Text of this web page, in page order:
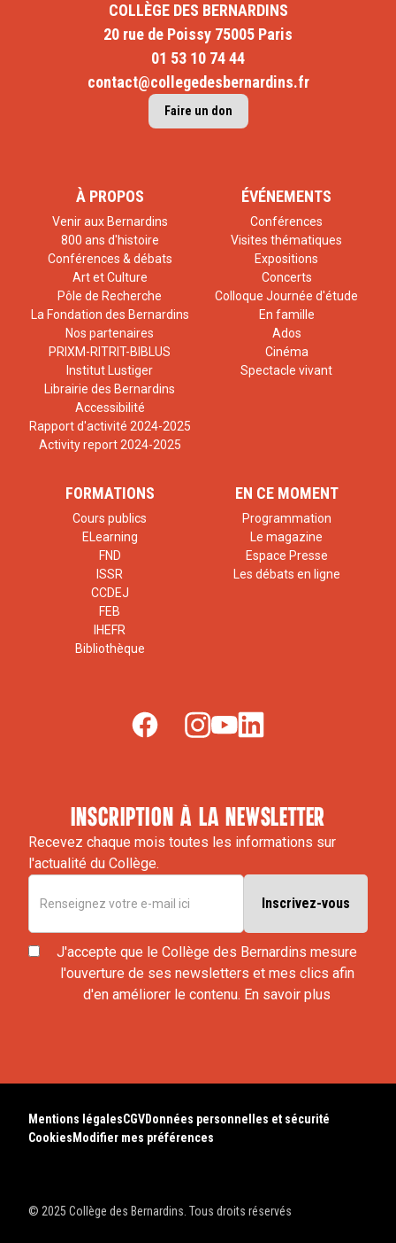
COLLÈGE DES BERNARDINS
20 rue de Poissy 75005 Paris
01 53 10 74 44
contact@collegedesbernardins.fr
Faire un don
À PROPOS
Venir aux Bernardins
800 ans d'histoire
Conférences & débats
Art et Culture
Pôle de Recherche
La Fondation des Bernardins
Nos partenaires
PRIXM-RITRIT-BIBLUS
Institut Lustiger
Librairie des Bernardins
Accessibilité
Rapport d'activité 2024-2025
Activity report 2024-2025
ÉVÉNEMENTS
Conférences
Visites thématiques
Expositions
Concerts
Colloque Journée d'étude
En famille
Ados
Cinéma
Spectacle vivant
FORMATIONS
Cours publics
ELearning
FND
ISSR
CCDEJ
FEB
IHEFR
Bibliothèque
EN CE MOMENT
Programmation
Le magazine
Espace Presse
Les débats en ligne
inscription à la newsletter
Recevez chaque mois toutes les informations sur
l'actualité du Collège.
J'accepte que le Collège des Bernardins mesure
l'ouverture de ses newsletters et mes clics afin
d'en améliorer le contenu. En savoir plus
© 2025 Collège des Bernardins. Tous droits réservés
Mentions légalesCGVDonnées personnelles et sécurité
Cookies Modifier mes préférences